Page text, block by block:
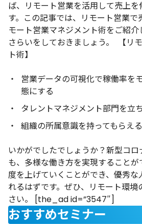
ば、リモート営業を活用して売上
す。この記事では、リモート営業で
モート営業マネジメント術をご紹
さらいをしておきましょう。
【リ
ト術】
営業データの可視化で稼働率を
態にする
タレントマネジメント部門を立
組織の所属意識を持ってもらえ
いかがでしたでしょうか？新型コ
も、多様な働き方を実現すること
度を上げていくことができ、優秀な
れるはずです。ぜひ、リモート環
さい。
[the_ad id=”3547″]
おすすめセミナー